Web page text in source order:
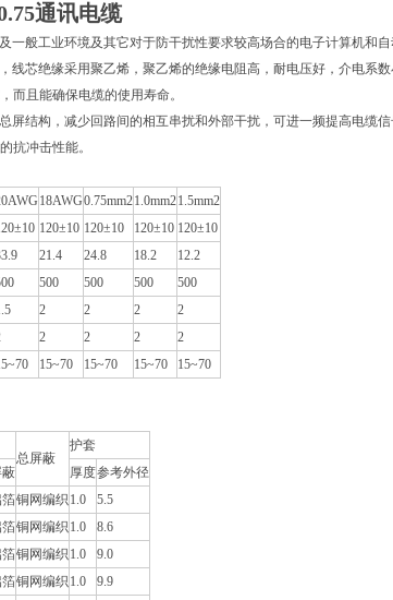
通讯电缆
一般工业环境及其它对于防干扰性要求较高场合的电子计算机和自
线芯绝缘采用聚乙烯，聚乙烯的绝缘电阻高，耐电压好，介电系
而且能确保电缆的使用寿命。
屏结构，减少回路间的相互串扰和外部干扰，可进一频提高电缆
抗冲击性能。
18AWG0.75mm21.0mm21.5mm2
120±10 120±10 120±10 120±10
21.4 24.8 18.2
12.2
500 500 500
500
2 2 2
2
2 2 2
2
15~70 15~70 15~70 15~70
总屏蔽
护套
蔽 厚度参考外径
铜网编织 1.0
5.5
铜网编织 1.0
8.6
铜网编织 1.0
9.0
铜网编织 1.0
9.9